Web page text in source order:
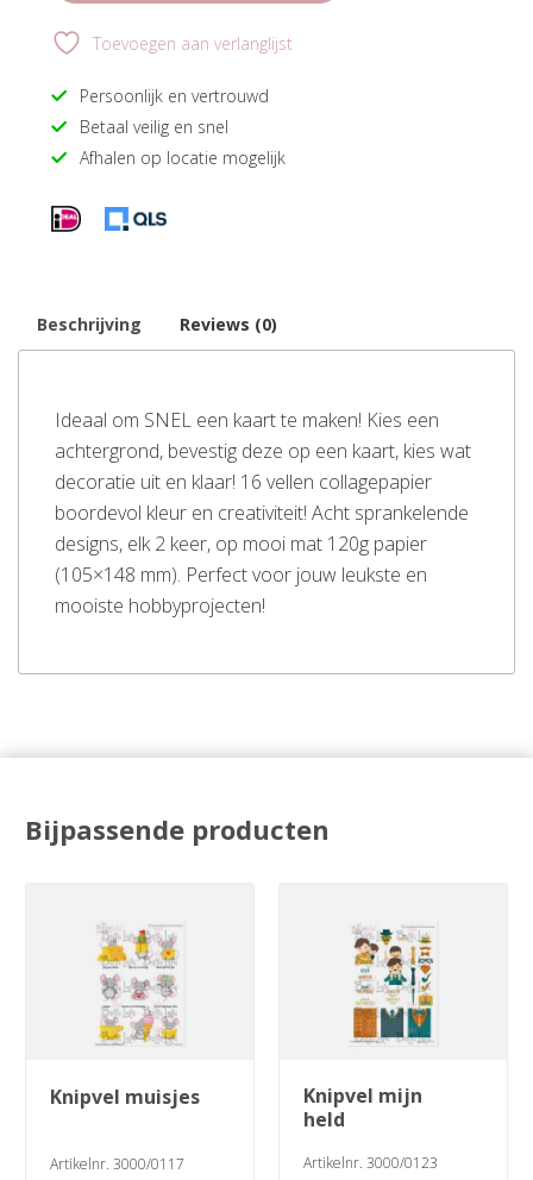
Toevoegen aan verlanglijst
Persoonlijk en vertrouwd
Betaal veilig en snel
Afhalen op locatie mogelijk
Beschrijving Reviews (0)
Ideaal om SNEL een kaart te maken! Kies een
achtergrond, bevestig deze op een kaart, kies wat
decoratie uit en klaar! 16 vellen collagepapier
boordevol kleur en creativiteit! Acht sprankelende
designs, elk 2 keer, op mooi mat 120g papier
(105×148 mm). Perfect voor jouw leukste en
mooiste hobbyprojecten!
Bijpassende producten
knipvel muisjes
Artikelnr. 3000/0117
knipvel mijn
held
Artikelnr. 3000/0123